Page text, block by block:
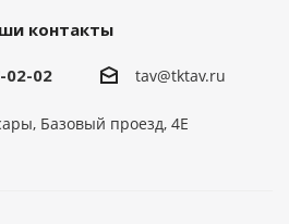
контакты
02-02 tav@tktav.ru
Базовый проезд, 4Е